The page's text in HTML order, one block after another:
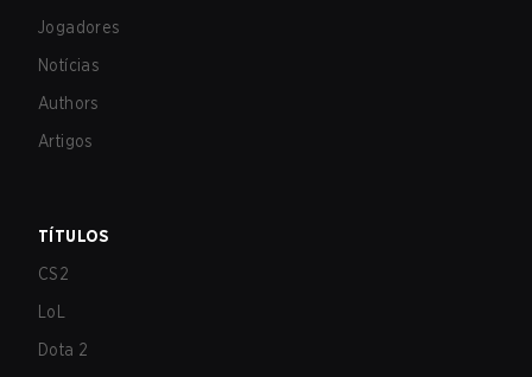
Jogadores
Notícias
Authors
Artigos
TÍTULOS
CS2
LoL
Dota 2